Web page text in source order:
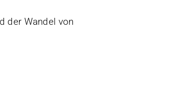
der Wandel von